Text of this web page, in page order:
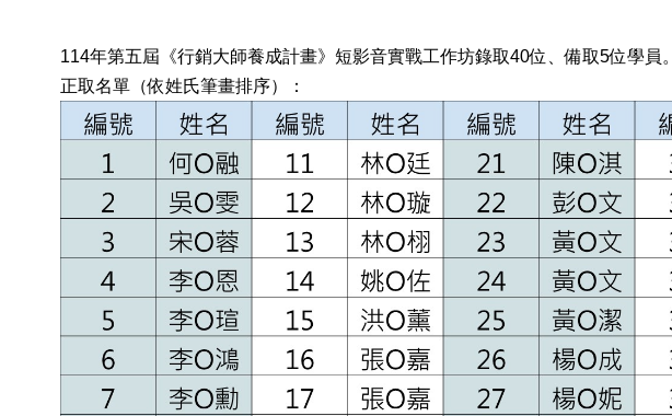
114年第五屆《行銷大師養成計畫》短影音實戰工作坊錄取40位、備取5位學員。
正取名單（依姓氏筆畫排序）：